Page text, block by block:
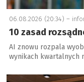
06.08.2026 (20:34) –
10 zasad
AI znowu rozpala
wynikach kwartalnych
a